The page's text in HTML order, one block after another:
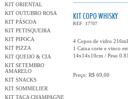
KIT ORIENTAL
KIT OUTUBRO ROSA
KIT PÁSCOA
KIT PETISQUEIRA
KIT PIPOCA
KIT PIZZA
KIT QUEIJO & CIA
KIT SETEMBRO
AMARELO
KIT SNACKS
KIT SOMMELIER
KIT TAÇA CHAMPAGNE
KIT COPO WHISKY
REF: 17707
4 Copos de vidro 216ml
1 Caixa corte e vinco
14x14x10cm / Peso
Preço: R$ 69,00